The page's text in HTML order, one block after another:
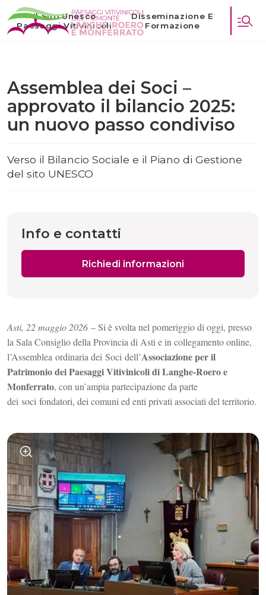
Il Sito Unesco
Paesaggi Vitivinicoli
Disseminazione E
Formazione
Assemblea dei Soci –
approvato il bilancio 2025:
un nuovo passo condiviso
Verso il Bilancio Sociale e il Piano di Gestione
del sito UNESCO
Asti, 22 maggio 2026 – Si è svolta nel pomeriggio di oggi, presso
la Sala Consiglio della Provincia di Asti e in collegamento online,
l’Assemblea ordinaria dei Soci dell’Associazione per il
Patrimonio dei Paesaggi Vitivinicoli di Langhe-Roero e
Monferrato, con un’ampia partecipazione da parte
dei soci fondatori, dei comuni ed enti privati associati del territorio.
Info e contatti
Richiedi informazioni